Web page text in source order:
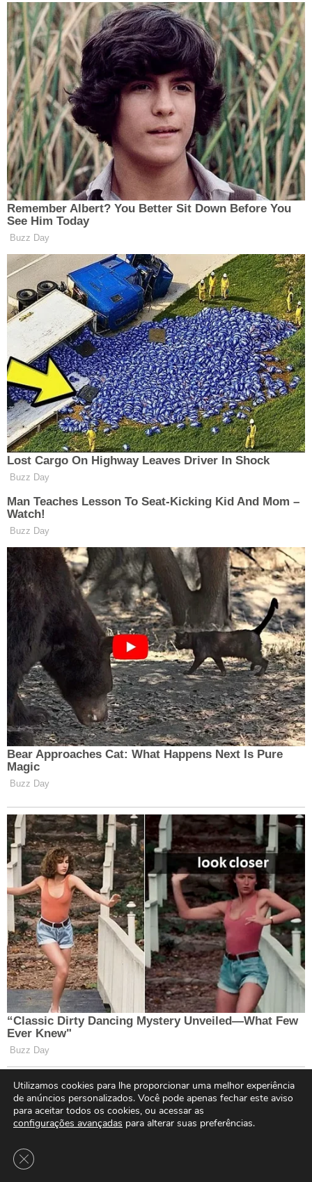
Utilizamos cookies para lhe proporcionar uma melhor experiência
de anúncios personalizados. Você pode apenas fechar este aviso
para aceitar todos os cookies, ou acessar as
configurações avançadas para alterar suas preferências.
Close GDPR Cookie Banner